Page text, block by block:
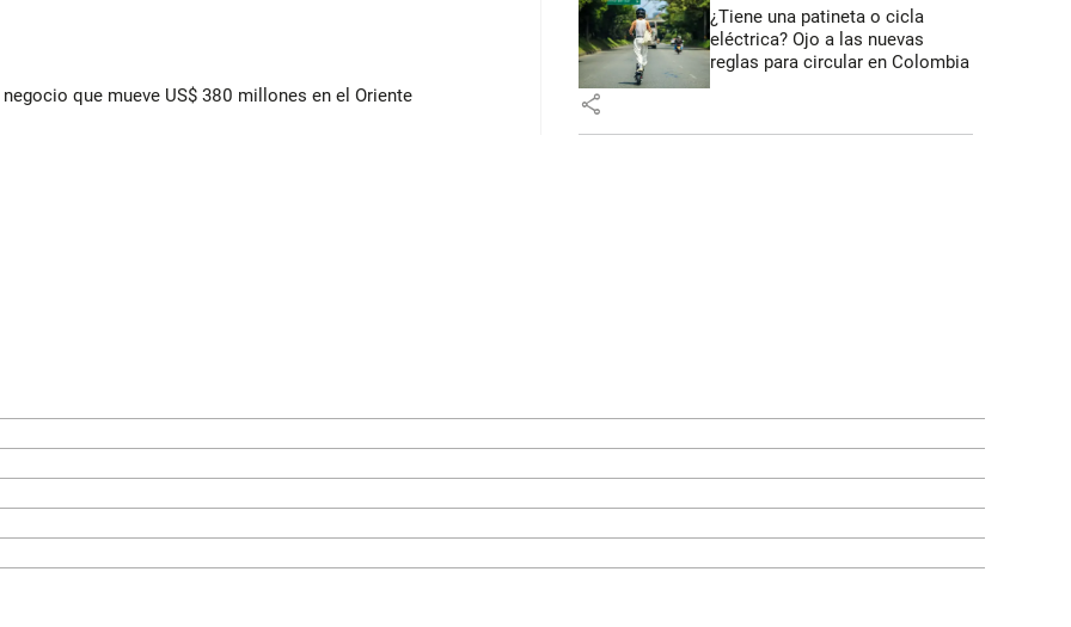
que mueve US$ 380 millones en el Oriente
¿Tiene una patineta o cicla
eléctrica? Ojo a las nuevas
reglas para circular en Colombia
share